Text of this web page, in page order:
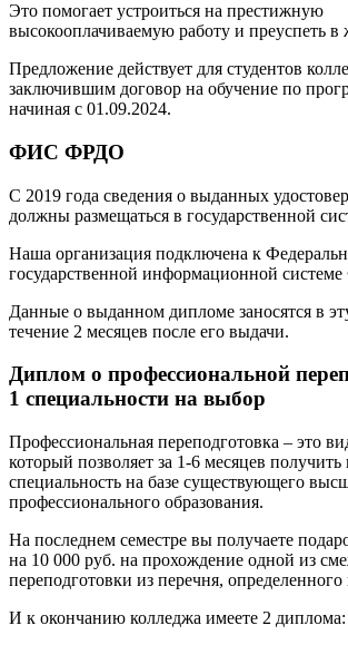
Это помогает устроиться на престижную
высокооплачиваемую работу и преуспеть в
Предложение действует для студентов
заключившим договор на обучение по
начиная с 01.09.2024.
ФИС ФРДО
С 2019 года сведения о выданных
должны размещаться в государственной
Наша организация подключена к
государственной информационной
Данные о выданном дипломе заносятся в
течение 2 месяцев после его выдачи.
Диплом о профессиональной
1 специальности на выбор
Профессиональная переподготовка – это
который позволяет за 1-6 месяцев
специальность на базе существующего
профессионального образования.
На последнем семестре вы получаете
на 10 000 руб. на прохождение одной из
переподготовки из перечня, определенного
И к окончанию колледжа имеете 2 диплома: